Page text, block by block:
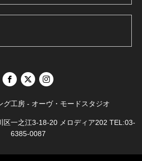
グ工房 - オーヴ・モードスタジオ
区一之江3-18-20 メロディア202 TEL:03-
6385-0087